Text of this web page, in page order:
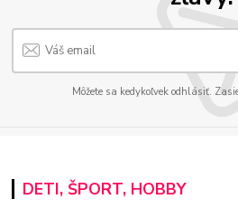
Môžete sa kedykoľvek odhlásiť.
DETI, ŠPORT, HOBBY